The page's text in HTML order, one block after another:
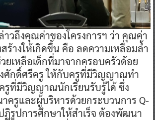
วถึงคุณค่าของโครงการฯ ว่า คุณค่า
ร้างให้เกิดขึ้น คือ ลดความเหลื่อมล้ำ
ยเหลือเด็กที่มาจากครอบครัวด้อย
ศักดิ์ศรีครู ให้กับครูที่มีวิญญาณทำ
รูที่มีวิญญาณนักเรียนรับรู้ได้ ซึ่ง
ครูและผู้บริหารด้วยกระบวนการ Q-
ฏิรูปการศึกษาให้สำเร็จ ต้องพัฒนา